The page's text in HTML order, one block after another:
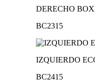
DERECHO
BC2315
IZQUIERDO
BC2415